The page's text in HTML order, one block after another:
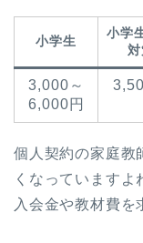
小学生
小学
対
3,000～
6,000円
個人契約の家庭教
くなっています
入会金や教材費を